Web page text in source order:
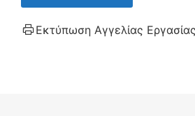
Εκτύπωση Αγγελίας Εργασίας